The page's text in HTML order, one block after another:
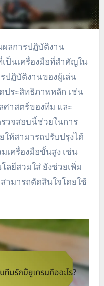
ป็นเครื่องมือที่สำคัญใน
ปฏิบัติงานของผู้เล่น
ประสิทธิภาพหลัก เช่น
ศาสตร์ของทีม และ
วจสอบนี้ช่วยในการ
ห้สามารถปรับปรุงได้
เครื่องมือขั้นสูง เช่น
ลยีสวมใส่ ยังช่วยเพิ่ม
ามารถตัดสินใจโดยใช้